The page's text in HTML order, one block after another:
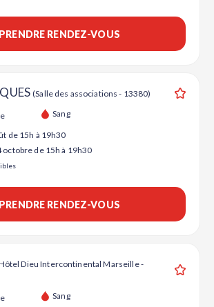
PRENDRE RENDEZ-VOUS
(Salle des associations - 13380)
Sang
de 15h à 19h30
de 15h à 19h30
PRENDRE RENDEZ-VOUS
Dieu Intercontinental Marseille -
Sang